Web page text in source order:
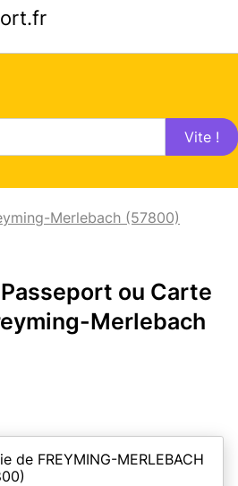
Vite !
Merlebach (57800)
ou Carte
Merlebach
de FREYMING-MERLEBACH